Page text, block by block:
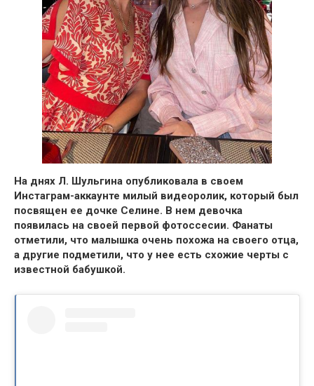
На днях Л. Шульгина опубликовала в своем
Инстаграм-аккаунте милый видеоролик, который был
посвящен ее дочке Селине. В нем девочка
появилась на своей первой фотоссесии. Фанаты
отметили, что малышка очень похожа на своего отца,
а другие подметили, что у нее есть схожие черты с
известной бабушкой.